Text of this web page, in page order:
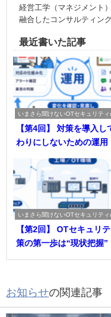
経営工学（マネジメント
融合したコンサルティン
最近書いた記事
いまさら聞けないOTセキュリティ
【第4回】 対策を導入し
わりにしないための運用
いまさら聞けないOTセキュリティ
【第2回】 OTセキュリ
策の第一歩は“現状把握”
お知らせの関連記事